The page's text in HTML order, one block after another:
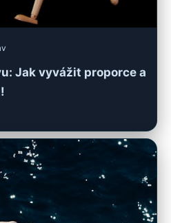
Jak vyvážit proporce a